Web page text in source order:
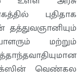
புதிதாக
தத்துவஞானியும்
மற்றும்
வெண்கல